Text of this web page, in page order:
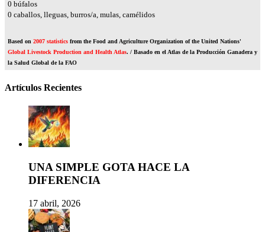
0 búfalos
0 caballos, lleguas, burros/a, mulas, camélidos
Based on 2007 statistics from the Food and Agriculture Organization of the United Nations'
Global Livestock Production and Health Atlas. / Basado en el Atlas de la Producción Ganadera y
la Salud Global de la FAO
Artículos Recientes
UNA SIMPLE GOTA HACE LA
DIFERENCIA
17 abril, 2026